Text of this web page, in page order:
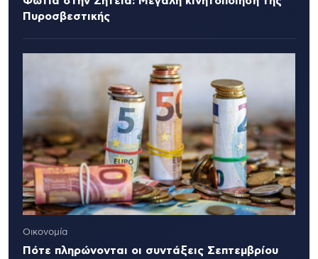
Πυροσβεστικής
Οικονομία
Πότε πληρώνονται οι συντάξεις Σεπτεμβρίου